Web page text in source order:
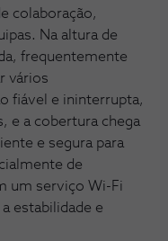
colaboração,
Na altura de
frequentemente
vários
fiável e ininterrupta,
e a cobertura chega
e segura para
de
um serviço Wi-Fi
estabilidade e